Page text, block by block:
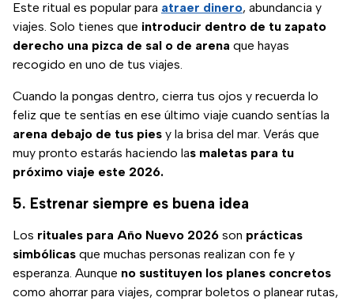
Este ritual es popular para atraer dinero, abundancia y
viajes. Solo tienes que introducir dentro de tu zapato
derecho una pizca de sal o de arena que hayas
recogido en uno de tus viajes.
Cuando la pongas dentro, cierra tus ojos y recuerda lo
feliz que te sentías en ese último viaje cuando sentías la
arena debajo de tus pies y la brisa del mar. Verás que
muy pronto estarás haciendo las maletas para tu
próximo viaje este 2026.
5. Estrenar siempre es buena idea
Los rituales para Año Nuevo 2026 son prácticas
simbólicas que muchas personas realizan con fe y
esperanza. Aunque no sustituyen los planes concretos
como ahorrar para viajes, comprar boletos o planear rutas,